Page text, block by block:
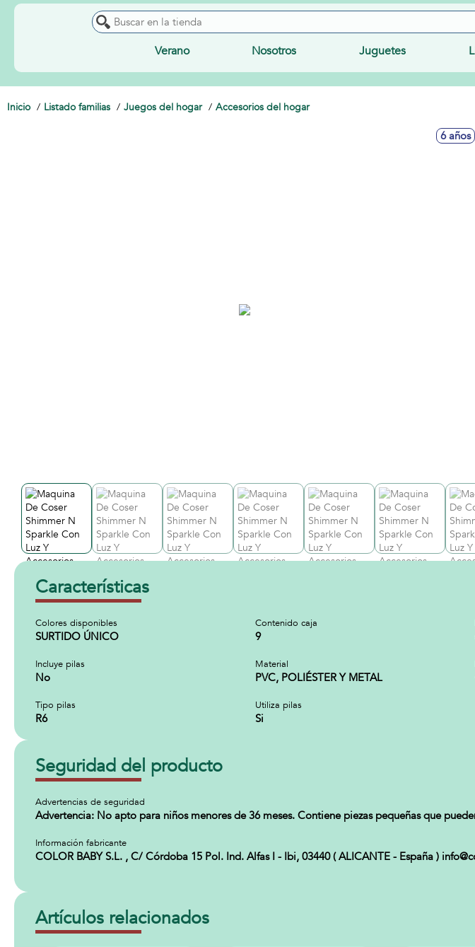
Verano Nosotros Juguetes
Inicio Listado familias Juegos del hogar Accesorios del hogar
6 años
Características
Colores disponibles
SURTIDO ÚNICO
Contenido caja
9
Incluye pilas
No
Material
PVC, POLIÉSTER Y METAL
Tipo pilas
R6
Utiliza pilas
Si
Seguridad del producto
Advertencias de seguridad
Advertencia: No apto para niños menores de 36 meses. Contiene piezas pequeñas que
Información fabricante
COLOR BABY S.L. , C/ Córdoba 15 Pol. Ind. Alfas I - Ibi, 03440 ( ALICANTE - España )
Artículos relacionados